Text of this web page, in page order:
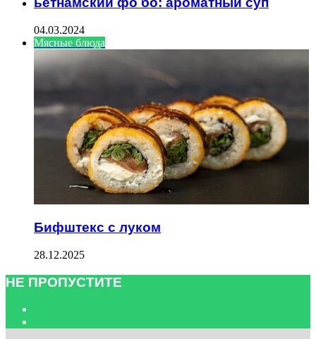
04.03.2024
Мясные блюда
Бифштекс с луком
28.12.2025
НЕ ПРОПУСТИТЕ